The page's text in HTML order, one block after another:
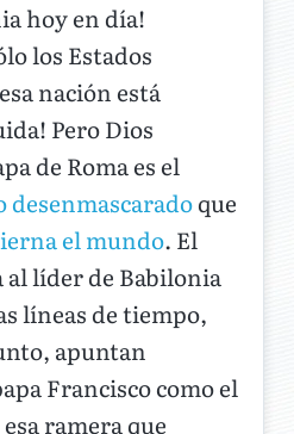
hoy en día!
los Estados
nación está
Pero Dios
de Roma es el
desenmascaradoque
el mundo. El
líder de Babilonia
líneas de tiempo,
apuntan
Francisco como el
ramera que